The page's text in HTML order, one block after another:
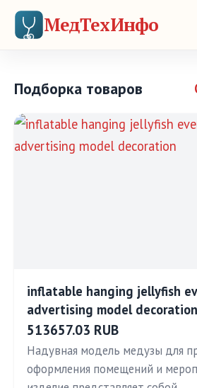
МедТехИнфо
Подборка товаров
inflatable hanging jellyfish
advertising model decoration
513657.03 RUB
Надувная модель медузы для
оформления помещений и